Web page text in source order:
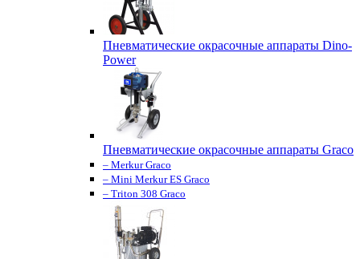
Пневматические окрасочные аппараты Dino-
Power
Пневматические окрасочные аппараты Graco
– Merkur Graco
– Mini Merkur ES Graco
– Triton 308 Graco